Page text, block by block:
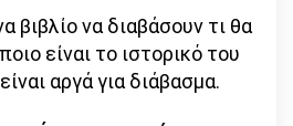
βιβλίο να διαβάσουν τι θα
είναι το ιστορικό του
αργά για διάβασμα.